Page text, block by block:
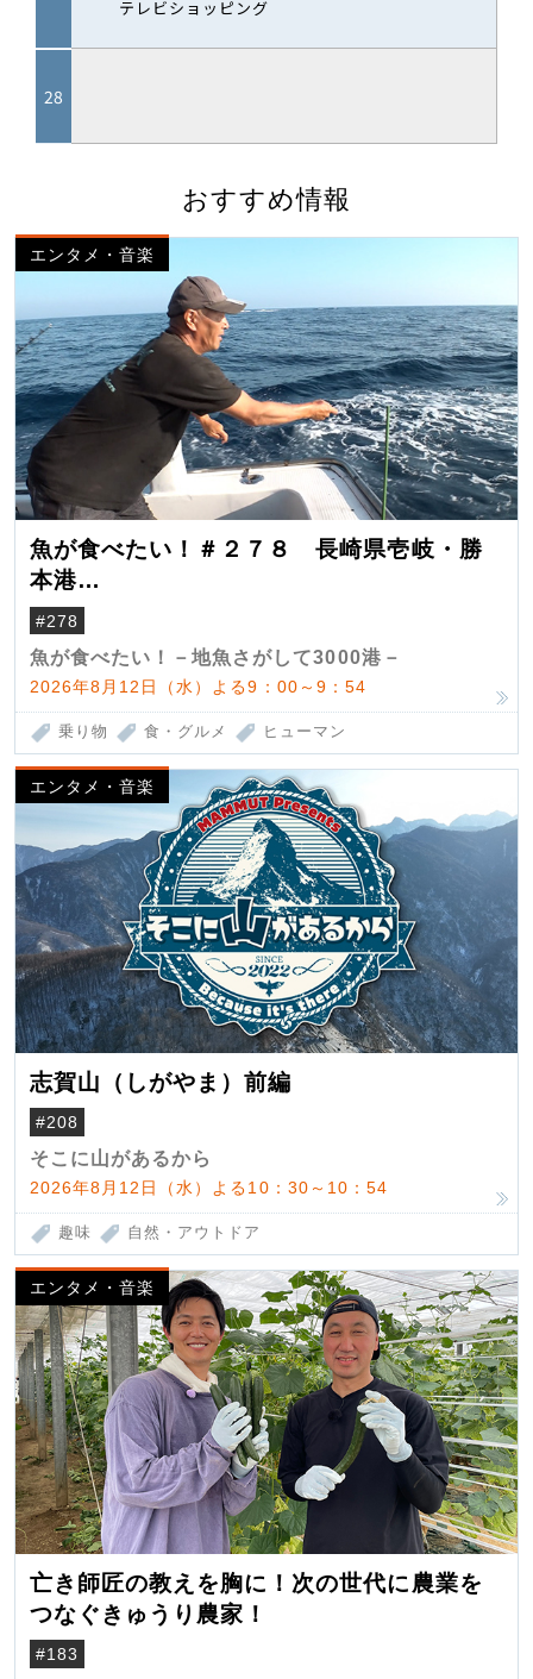
おすすめ情報
エンタメ・音楽
魚が食べたい！＃２７８ 長崎県壱岐・勝
本港
（クロマグロ）
#278
魚が食べたい！－地魚さがして3000港－
2026年8月12日（水）よる9：00～9：54
乗り物 食・グルメ ヒューマン
エンタメ・音楽
志賀山（しがやま）前編
#208
そこに山があるから
2026年8月12日（水）よる10：30～10：54
趣味 自然・アウトドア
エンタメ・音楽
亡き師匠の教えを胸に！次の世代に農業を
つなぐきゅうり農家！
#183